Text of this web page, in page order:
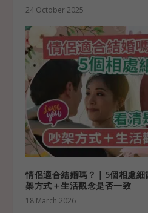
24 October 2025
情侶適合結婚嗎？｜5個相處
架方式＋生活觀念是否一致
18 March 2026